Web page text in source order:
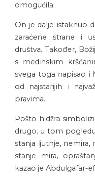
omogućila.
On je dalje istaknuo
zaraćene strane i
društva. Također,
s medinskim
svega toga napisao i
od najstarijih i
pravima.
Pošto hidžra
drugo, u tom
stanja ljutnje, nemira,
stanje mira,
kazao je Abdulgafar-